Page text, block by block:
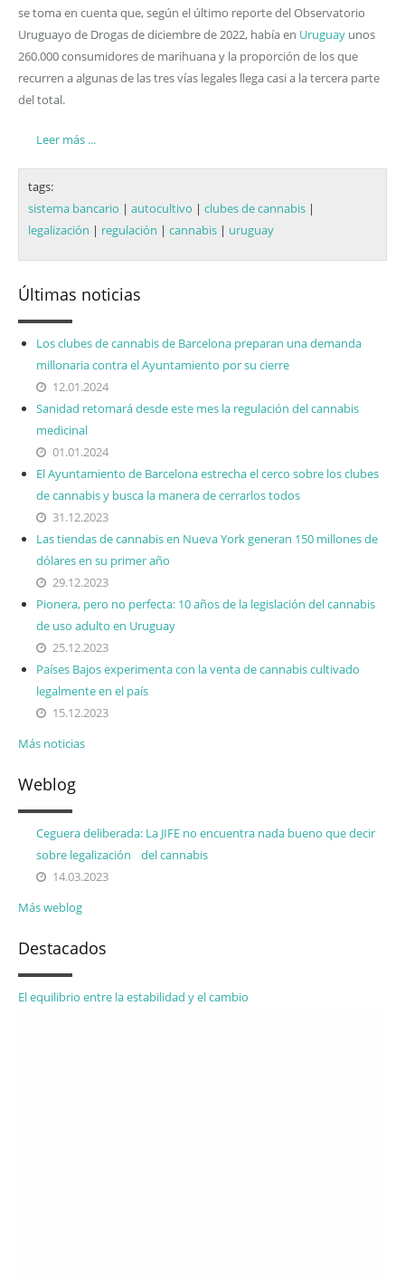
se toma en cuenta que, según el último reporte del Observatorio
Uruguayo de Drogas de diciembre de 2022, había en Uruguay unos
260.000 consumidores de marihuana y la proporción de los que
recurren a algunas de las tres vías legales llega casi a la tercera parte
del total.
Leer más ...
tags:
sistema bancario | autocultivo | clubes de cannabis |
legalización | regulación | cannabis | uruguay
Últimas noticias
Los clubes de cannabis de Barcelona preparan una demanda
millonaria contra el Ayuntamiento por su cierre
12.01.2024
Sanidad retomará desde este mes la regulación del cannabis
medicinal
01.01.2024
El Ayuntamiento de Barcelona estrecha el cerco sobre los clubes
de cannabis y busca la manera de cerrarlos todos
31.12.2023
Las tiendas de cannabis en Nueva York generan 150 millones de
dólares en su primer año
29.12.2023
Pionera, pero no perfecta: 10 años de la legislación del cannabis
de uso adulto en Uruguay
25.12.2023
Países Bajos experimenta con la venta de cannabis cultivado
legalmente en el país
15.12.2023
Más noticias
Weblog
Ceguera deliberada: La JIFE no encuentra nada bueno que decir
sobre legalización del cannabis
14.03.2023
Más weblog
Destacados
El equilibrio entre la estabilidad y el cambio